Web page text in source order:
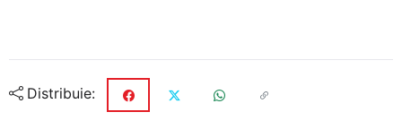
Distribuie: